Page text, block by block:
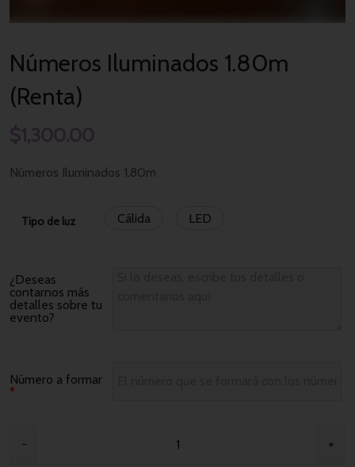
Números Iluminados 1.80m
(Renta)
Números Iluminados 1.80m
Tipo de luz Cálida LED
¿Deseas
contarnos más
detalles sobre tu
evento?
Número a formar
*